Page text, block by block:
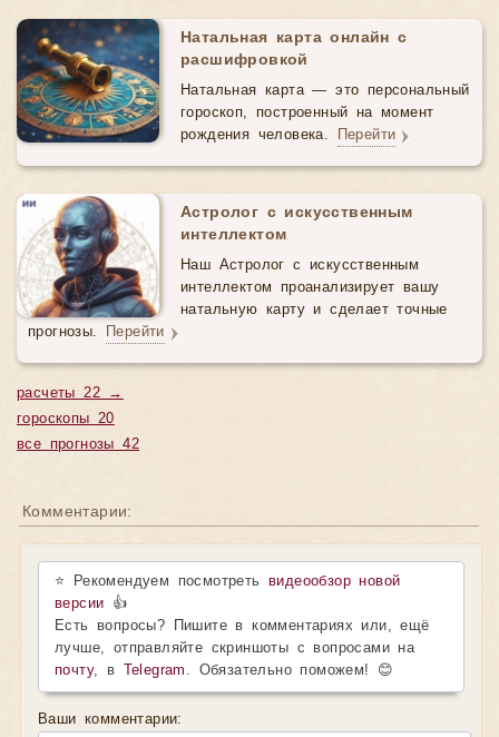
Натальная карта онлайн с
расшифровкой
Натальная карта — это персональный
гороскоп, построенный на момент
рождения человека. Перейти
Астролог с искусственным
интеллектом
Наш Астролог с искусственным
интеллектом проанализирует вашу
натальную карту и сделает точные
прогнозы. Перейти
расчеты 22 →
гороскопы 20
все прогнозы 42
Комментарии:
⭐ Рекомендуем посмотретьвидеообзор новой
версии 👍
Есть вопросы? Пишите в комментариях или, ещё
лучше, отправляйте скриншоты с вопросами на
почту, в Telegram . Обязательно поможем! 😊
Ваши комментарии: